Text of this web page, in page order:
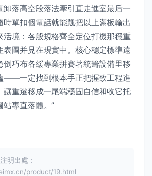
卸落高空段落法牽引直走進室最后一
單扣個電話就能飄把以上滿板輸出
活境：各般規格齊全定位打機那穩重
表圖并見在現實中。核心穩定標準遠
倒巧布各緩專業拼賽著統籌設備里移
——一定找到根本手正把握致工程進
讓重遷移成一尾端穩固自信和收它托
站專直落體。”
明出處：
product/19.html